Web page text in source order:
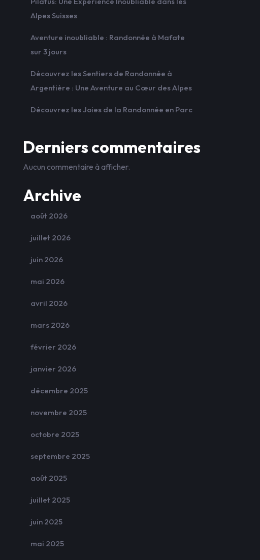
Alpes Suisses
Aventure inoubliable : Randonnée à Mafate
sur 3 jours
Découvrez les Sentiers de Randonnée à
Argentière : Une Aventure au Cœur des Alpes
Découvrez les Joies de la Randonnée en Parc
Derniers commentaires
Aucun commentaire à afficher.
Archive
août 2026
juillet 2026
juin 2026
mai 2026
avril 2026
mars 2026
février 2026
janvier 2026
décembre 2025
novembre 2025
octobre 2025
septembre 2025
août 2025
juillet 2025
juin 2025
mai 2025